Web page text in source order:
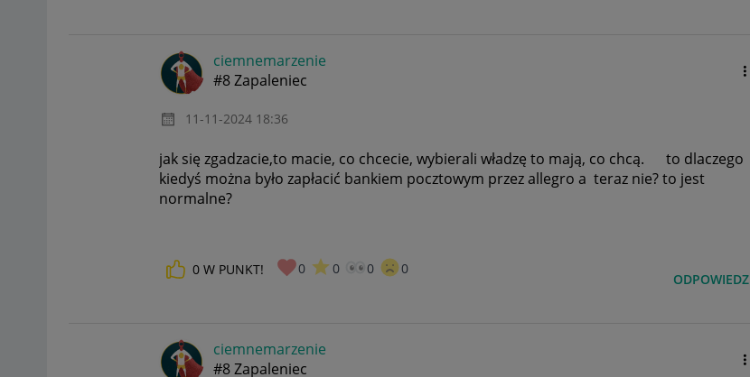
ciemnemarzenie
#8 Zapaleniec
‎11-11-2024 18:36
jak się zgadzacie,to macie, co chcecie, wybierali władzę to mają, co chcą. to dlaczego
kiedyś można było zapłacić bankiem pocztowym przez allegro a teraz nie? to jest
normalne?
0 W PUNKT! 0 0 0 0
ODPOWIEDZ
ciemnemarzenie
#8 Zapaleniec